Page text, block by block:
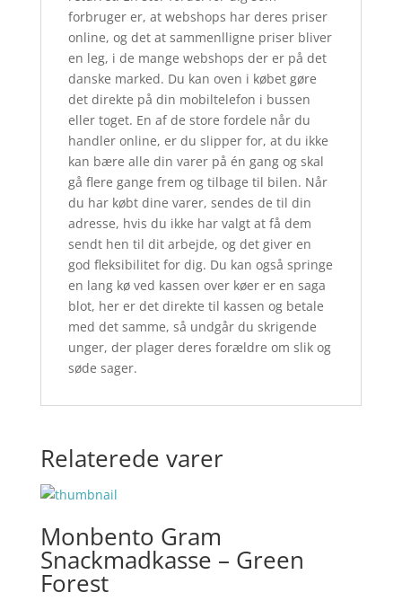
forbruger er, at webshops har deres priser
online, og det at sammenlligne priser bliver
en leg, i de mange webshops der er på det
danske marked. Du kan oven i købet gøre
det direkte på din mobiltelefon i bussen
eller toget. En af de store fordele når du
handler online, er du slipper for, at du ikke
kan bære alle din varer på én gang og skal
gå flere gange frem og tilbage til bilen. Når
du har købt dine varer, sendes de til din
adresse, hvis du ikke har valgt at få dem
sendt hen til dit arbejde, og det giver en
god fleksibilitet for dig. Du kan også springe
en lang kø ved kassen over køer er en saga
blot, her er det direkte til kassen og betale
med det samme, så undgår du skrigende
unger, der plager deres forældre om slik og
søde sager.
Relaterede varer
Monbento Gram
Snackmadkasse – Green
Forest